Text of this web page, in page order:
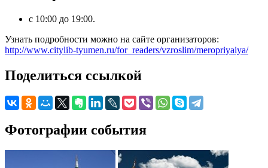
с 10:00 до 19:00.
Узнать подробности можно на сайте организаторов:
http://www.citylib-tyumen.ru/for_readers/vzroslim/meropriyaiya/
Поделиться ссылкой
Фотографии события